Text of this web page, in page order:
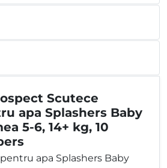
Scutece
apa Splashers Baby
5-6, 14+ kg, 10
apa Splashers Baby